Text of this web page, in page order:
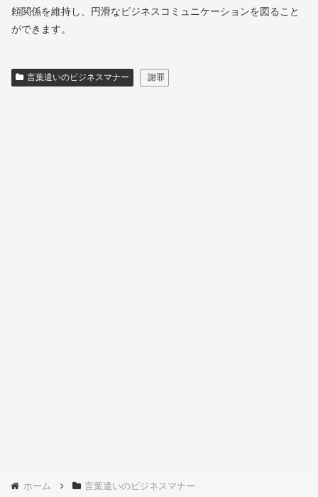
頼関係を維持し、円滑なビジネスコミュニケーションを図ること
ができます。
言葉遣いのビジネスマナー 謝罪
ホーム 言葉遣いのビジネスマナー